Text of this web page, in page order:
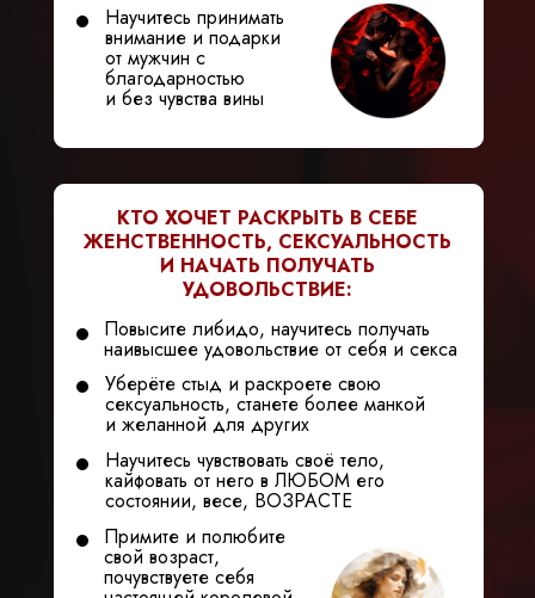
КТО ХОЧЕТ РАСКРЫТЬ В СЕБЕ
ЖЕНСТВЕННОСТЬ, СЕКСУАЛЬНОСТЬ
И НАЧАТЬ ПОЛУЧАТЬ
УДОВОЛЬСТВИЕ:
Научитесь принимать
внимание и подарки
от мужчин с
благодарностью
и без чувства вины
Повысите либидо, научитесь получать
наивысшее удовольствие от себя и секса
Уберёте стыд и раскроете свою
сексуальность, станете более манкой
и желанной для других
Научитесь чувствовать своё тело,
кайфовать от него в ЛЮБОМ его
состоянии, весе, ВОЗРАСТЕ
Примите и полюбите
свой возраст,
почувствуете себя